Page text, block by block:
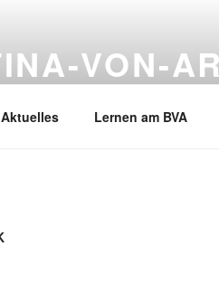
VON-
Aktuelles Lernen am BVA